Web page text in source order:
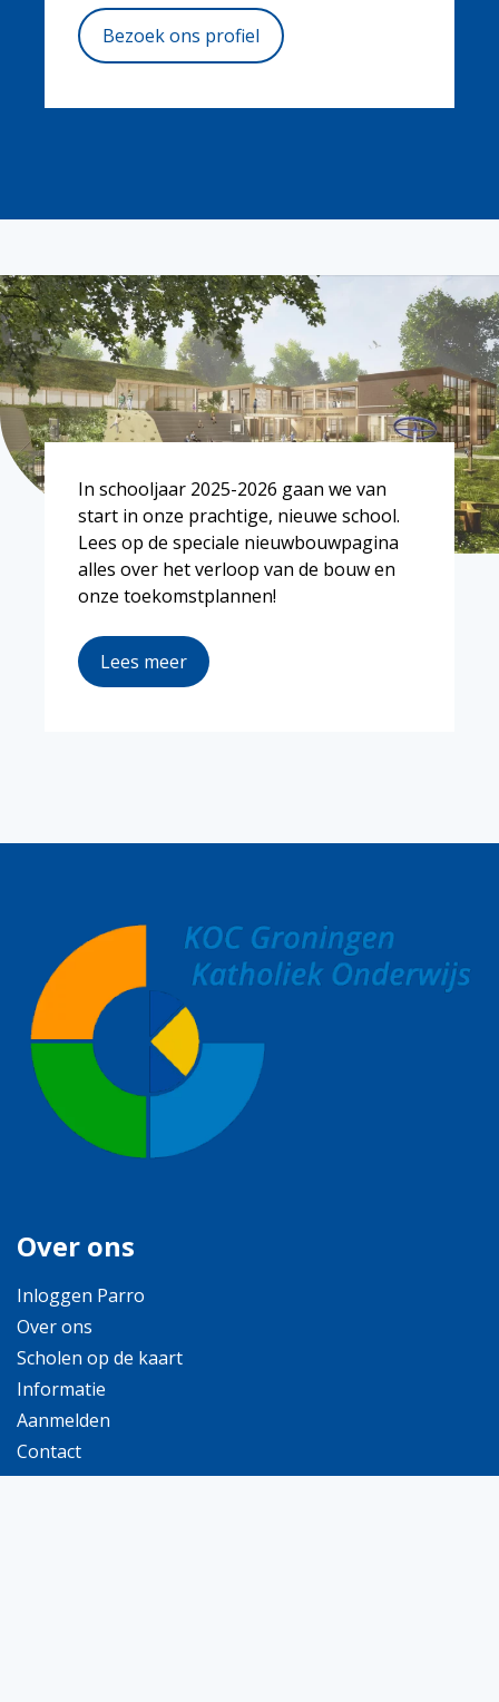
Bezoek ons profiel
In schooljaar 2025-2026 gaan we van
start in onze prachtige, nieuwe school.
Lees op de speciale nieuwbouwpagina
alles over het verloop van de bouw en
onze toekomstplannen!
Lees meer
Over ons
Inloggen Parro
Over ons
Scholen op de kaart
Informatie
Aanmelden
Contact